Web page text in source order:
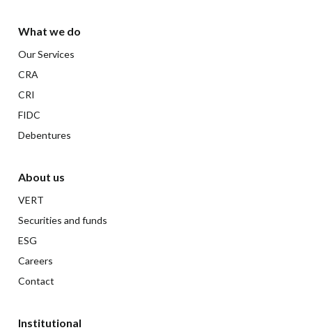
What we do
Our Services
CRA
CRI
FIDC
Debentures
About us
VERT
Securities and funds
ESG
Careers
Contact
Institutional